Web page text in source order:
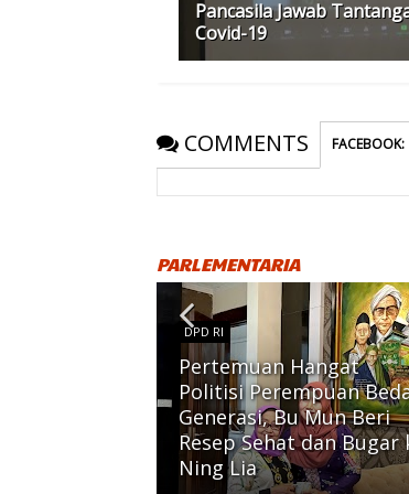
Pancasila Jawab
Covid-19
COMMENTS FACEBOOK:
PARLEMENTARIA
DPD RI
Pertemuan Hangat
Politisi Perempuan
Generasi, Bu Mun Beri
Resep Sehat dan Bugar
Ning Lia